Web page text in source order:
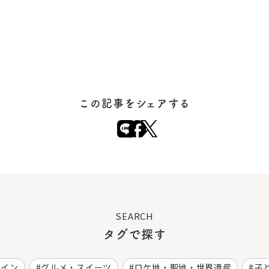
この記事をシェアする
SEARCH
タグで探す